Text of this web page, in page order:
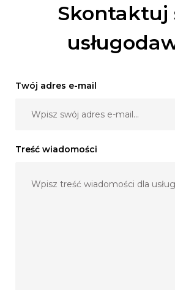
Skontaktuj
Twój adres e-mail
Treść wiadomości